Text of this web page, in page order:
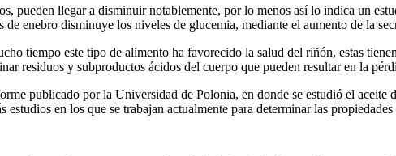
pueden llegar a disminuir notablemente, por lo menos así lo indica un
enebro disminuye los niveles de glucemia, mediante el aumento de la
tiempo este tipo de alimento ha favorecido la salud del riñón, estas
residuos y subproductos ácidos del cuerpo que pueden resultar en la
publicado por la Universidad de Polonia, en donde se estudió el aceite
en los que se trabajan actualmente para determinar las